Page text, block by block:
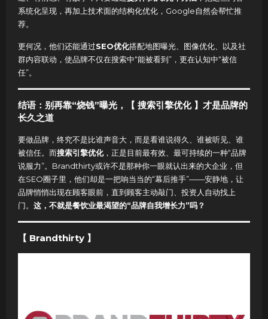
系统化呈现，再加上技术面的结构化优化，Google自然会帮忙推
荐。
更何况，他们还能通过SEO优化搭配地图曝光、图像优化、以及社
群内容联动，使品牌不仅在搜索中“能被看到”，更在认知中“被信
任”。
结语：别再靠“烧钱”曝光，【 搜索引擎优化 】才是品牌的
长久之道
要做品牌，终究不是比谁声音大，而是看谁说得久、谁被听见、谁
被信任。而搜索引擎优化，正是目前最有效、最可持续的一种“品牌
说服力”。Brandthirty或许不是那种你一眼就认出来的大企业，但
在SEO圈子里，他们却是一把响当当的“幕后推手”——安静地，让
品牌悄悄出现在顾客眼前，直到顾客主动敲门、投资人自动找上
门。 这，不就是餐饮业最渴望的“品牌自我增长力”吗？
【 Brandthirty 】